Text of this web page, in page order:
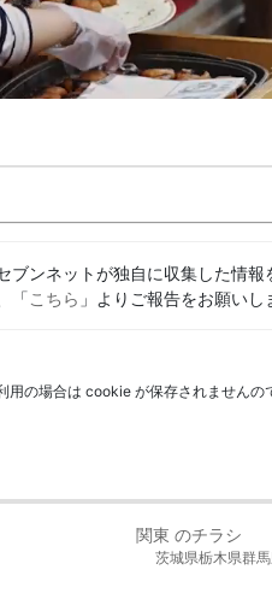
ブンネットが独自に収集した情
「こちら 」よりご報告をお願いし
の場合は cookie が保存されませんの
関東 のチラシ
茨城県栃木県群